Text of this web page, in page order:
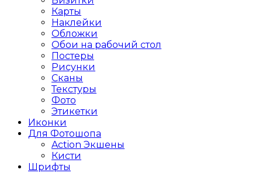
Карты
Наклейки
Обложки
Обои на рабочий стол
Постеры
Рисунки
Сканы
Текстуры
Фото
Этикетки
Иконки
Для Фотошопа
Action Экшены
Кисти
Шрифты